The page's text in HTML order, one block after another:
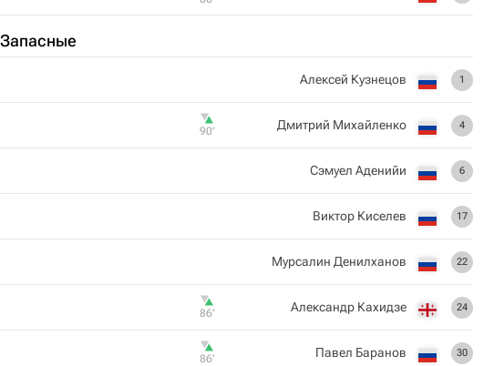
Запасные
1
Алексей Кузнецов
4
Дмитрий Михайленко
90‎’‎
6
Сэмуел Аденийи
17
Виктор Киселев
22
Мурсалин Денилханов
24
Александр Кахидзе
86‎’‎
30
Павел Баранов
86‎’‎